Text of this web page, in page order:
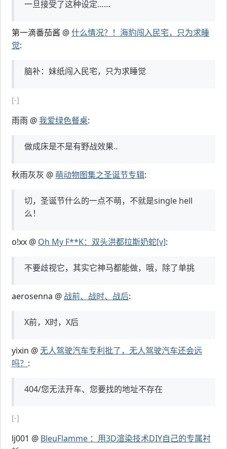
一旦接受了这种设定……
第一滴番茄酱 @什么情况？！海豹闯入民宅，只为求睡
觉:
脑补：妹纸闯入民宅，只为求睡觉
[-]
雨雨 @我爱绿色餐桌:
做成床是不是有野战效果..
秋雨灰灰 @ 萌动物图集之圣诞节专辑:
切，圣诞节什么的一点不萌，不就是single hell
么！
o!xx @ Oh My F**K：双头洪都拉斯奶蛇[v]:
不要歧视它，其实它神马都能做，哦，除了单挑
aerosenna @ 战前、战时、战后:
X前，X时，X后
yixin @无人驾驶汽车专利批了，无人驾驶汽车还会远
吗？ :
404/您无法开车、您要找的地址不存在
[-]
lj001 @ BleuFlamme ：用3D渲染技术DIY自己的专属衬